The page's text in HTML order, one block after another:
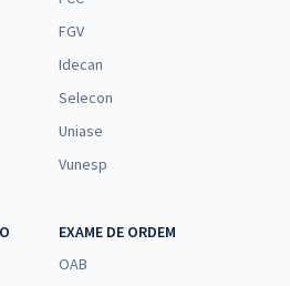
do Estado do Amazonas - Analista
- Analista de Sistema
à vista
R$32,65
FGV
Idecan
Selecon
Uniase
Vunesp
EXAME DE ORDEM
OAB